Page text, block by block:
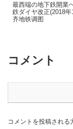
最西端の地下鉄開
鉄ダイヤ改正(2018
齐地铁调图
コメント
コメントを投稿される